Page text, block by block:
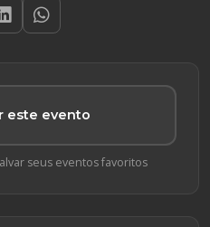
este evento
seus eventos favoritos